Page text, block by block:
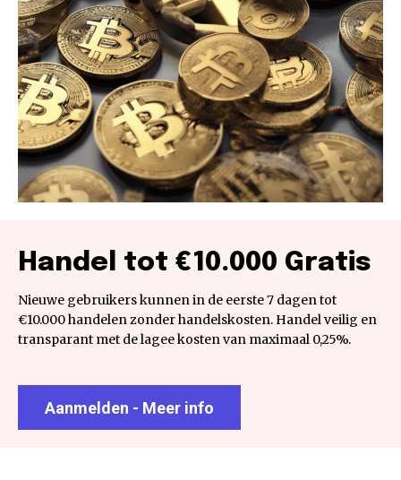
Handel tot €10.000 Gratis
Nieuwe gebruikers kunnen in de eerste 7 dagen tot
€10.000 handelen zonder handelskosten. Handel veilig en
transparant met de lagee kosten van maximaal 0,25%.
Aanmelden - Meer info